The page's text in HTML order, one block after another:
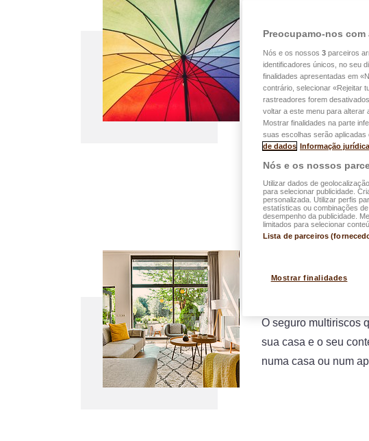
easyPROTECT
easyPROTECT é o
Luxemburgo que lhe
todas as suas
habitação, carro,
civil familiar,
acidentes e viagens.
O seguro multiriscos
sua casa e o seu
numa casa ou num
Preocupamo-nos
Nós e os nossos 3 parceiros
identificadores únicos, no seu
finalidades apresentadas em
contrário, selecionar «Rejeitar
rastreadores forem
voltar a este menu para alterar
Mostrar finalidades na parte
suas escolhas serão aplicadas
de dados Informação jurídica
Nós e os nossos
Utilizar dados de
para selecionar publicidade.
personalizada. Utilizar perfis
estatísticas ou combinações
desempenho da publicidade.
limitados para selecionar
Lista de parceiros
Mostrar finalidades